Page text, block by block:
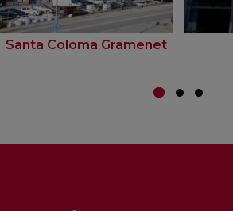
Santa Coloma Gramenet